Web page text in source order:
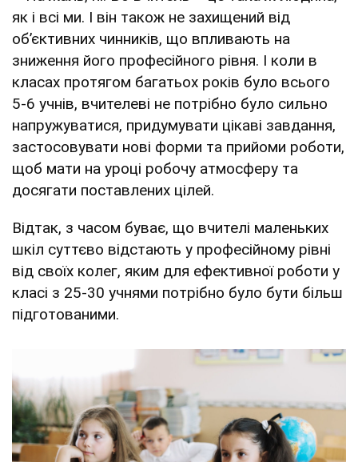
як і всі ми. І він також не захищений від
об’єктивних чинників, що впливають на
зниження його професійного рівня. І коли в
класах протягом багатьох років було всього
5-6 учнів, вчителеві не потрібно було сильно
напружуватися, придумувати цікаві завдання,
застосовувати нові форми та прийоми роботи,
щоб мати на уроці робочу атмосферу та
досягати поставлених цілей.
Відтак, з часом буває, що вчителі маленьких
шкіл суттєво відстають у професійному рівні
від своїх колег, яким для ефективної роботи у
класі з 25-30 учнями потрібно було бути більш
підготованими.